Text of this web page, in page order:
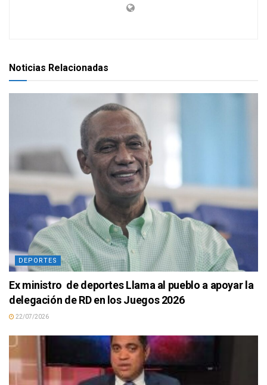
Noticias Relacionadas
DEPORTES
Ex ministro de deportes Llama al pueblo a apoyar la
delegación de RD en los Juegos 2026
22/07/2026